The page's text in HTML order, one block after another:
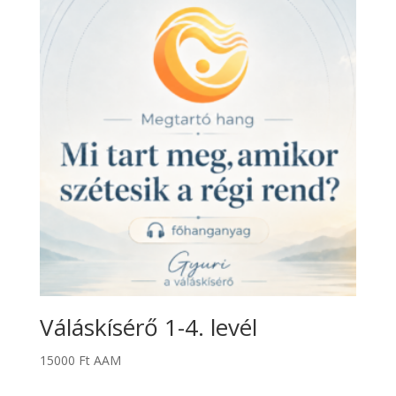
podcast formátumú hangzó változatát
Ez az ízelítő valójában egy gazdag, teljes
kezdőcsomag. Arra való, hogy legyen mibe
kapaszkodnod, mielőtt még tudnád,
pontosan merre vezet az út.
Váláskísérő 1-4. levél
15000 Ft AAM